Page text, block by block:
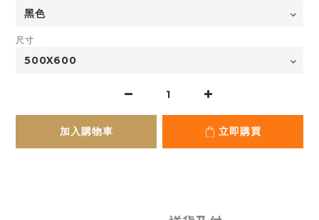
尺寸
加入購物車 立即購買